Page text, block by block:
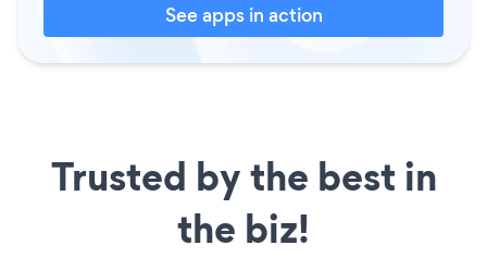
See apps in action
Trusted by the best in
the biz!